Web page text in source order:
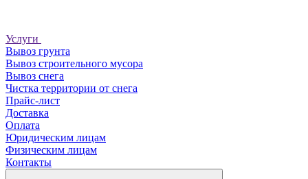
Услуги
Вывоз грунта
Вывоз строительного мусора
Вывоз снега
Чистка территории от снега
Прайс-лист
Доставка
Оплата
Юридическим лицам
Физическим лицам
Контакты